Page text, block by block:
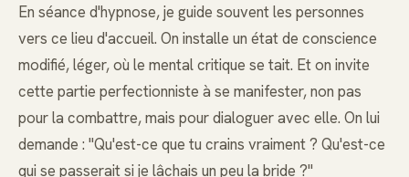
En séance d'hypnose, je guide souvent les personnes
vers ce lieu d'accueil. On installe un état de conscience
modifié, léger, où le mental critique se tait. Et on invite
cette partie perfectionniste à se manifester, non pas
pour la combattre, mais pour dialoguer avec elle. On lui
demande : "Qu'est-ce que tu crains vraiment ? Qu'est-ce
qui se passerait si je lâchais un peu la bride ?"